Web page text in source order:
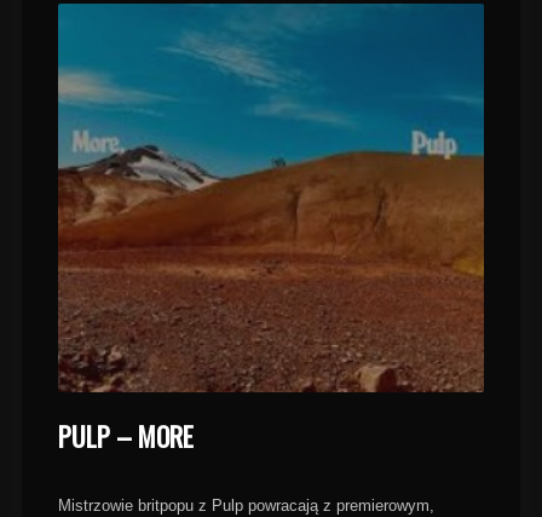
PULP – MORE
Mistrzowie britpopu z Pulp powracają z premierowym,